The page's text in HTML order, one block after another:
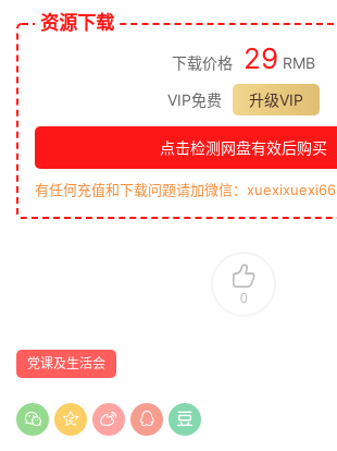
资源下载
下载价格 29 RMB
VIP免费
升级VIP
点击检测网盘有效后购买
有任何充值和下载问题请加微信：xuexixuexi66
0
党课及生活会